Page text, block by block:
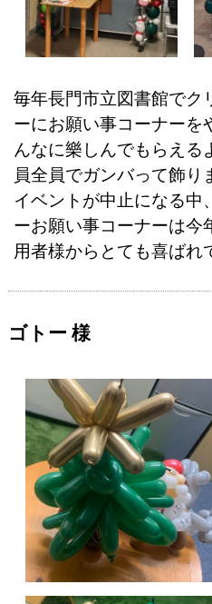
毎年長門市立図書館でク
ーにお願い事コーナーを
んなに樂しんでもらえ
員全員でガンバって飾
イベントが中止になる中
ーお願い事コーナーは今
用者様からとても喜ばれ
ゴトー 様